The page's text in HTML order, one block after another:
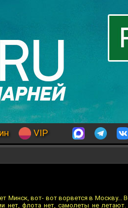
VIP
Минск, вот- вот ворвется в Москву...
нет, флота нет, самолеты не